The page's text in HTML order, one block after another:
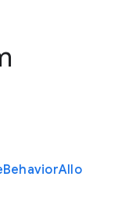
BehaviorAllo